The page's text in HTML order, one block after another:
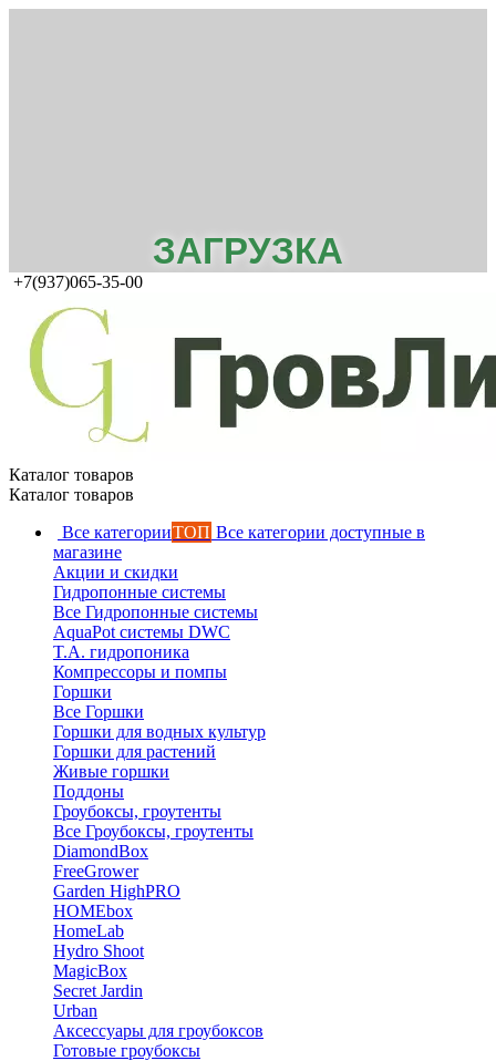
ЗАГРУЗКА
+7(937)065-35-00
Каталог товаров
Каталог товаров
Все категорииТОП Все категории доступные в
магазине
Акции и скидки
Гидропонные системы
Все Гидропонные системы
AquaPot системы DWC
T.A. гидропоника
Компрессоры и помпы
Горшки
Все Горшки
Горшки для водных культур
Горшки для растений
Живые горшки
Поддоны
Гроубоксы, гроутенты
Все Гроубоксы, гроутенты
DiamondBox
FreeGrower
Garden HighPRO
HOMEbox
HomeLab
Hydro Shoot
MagicBox
Secret Jardin
Urban
Аксессуары для гроубоксов
Готовые гроубоксы